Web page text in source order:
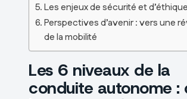
Les enjeux de sécurité et d’éthique
Perspectives d’avenir : vers une
de la mobilité
Les 6 niveaux de la
conduite autonome :